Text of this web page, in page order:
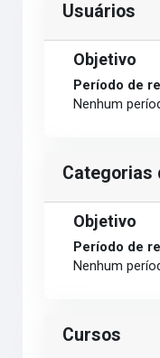
Usuários
Objetivo
Período de
Nenhum
Categorias
Objetivo
Período de
Nenhum
Cursos